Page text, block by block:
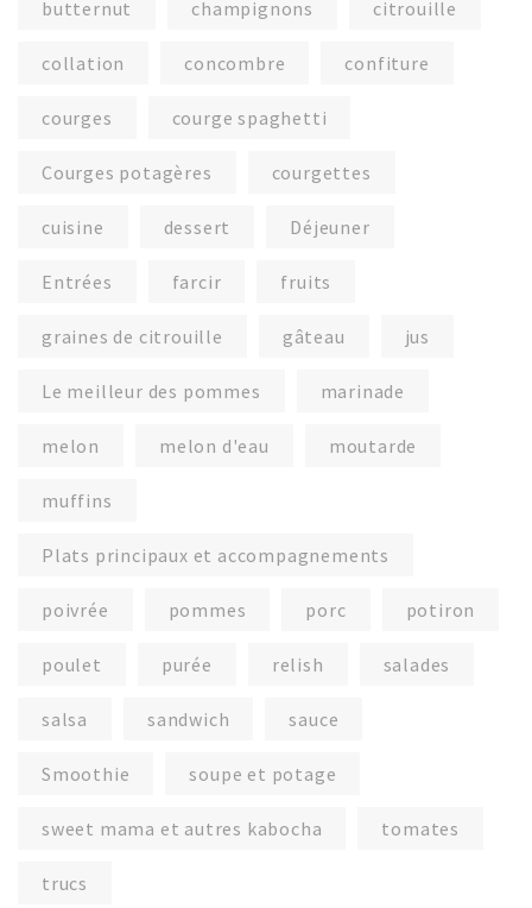
butternut champignons citrouille
collation concombre confiture
courges courge spaghetti
Courges potagères courgettes
cuisine dessert Déjeuner
Entrées farcir fruits
graines de citrouille gâteau jus
Le meilleur des pommes marinade
melon melon d'eau moutarde
muffins
Plats principaux et accompagnements
poivrée pommes porc potiron
poulet purée relish salades
salsa sandwich sauce
Smoothie soupe et potage
sweet mama et autres kabocha tomates
trucs